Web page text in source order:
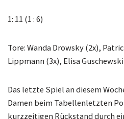
1: 11 (1 : 6)
Tore: Wanda Drowsky (2x),
Lippmann (3x), Elisa
Das letzte Spiel an diesem
Damen beim Tabellenletzten
kurzzeitigen Rückstand durch